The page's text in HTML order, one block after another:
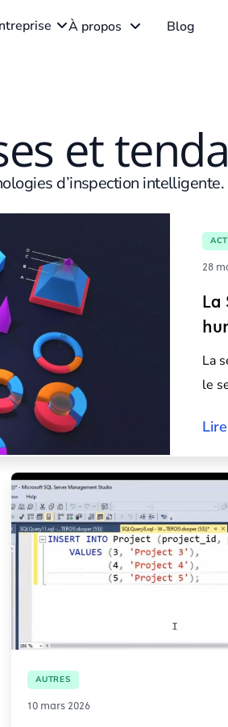
À propos Blog
et
d’inspection intelligente.
28
La
La
le
AUTRES
10 mars 2026